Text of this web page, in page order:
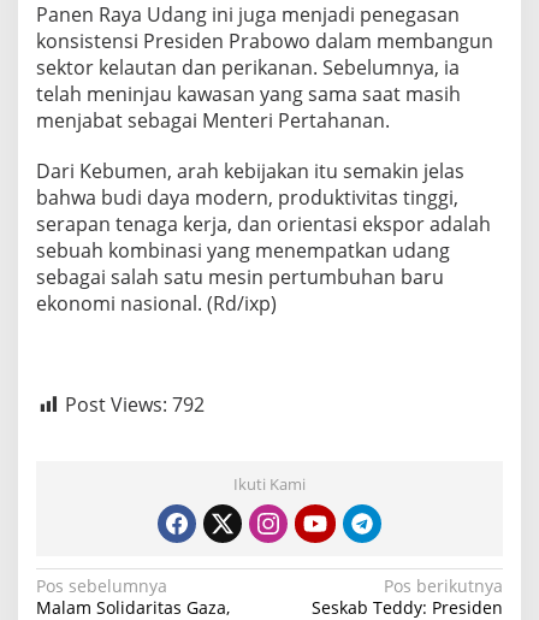
Panen Raya Udang ini juga menjadi penegasan
konsistensi Presiden Prabowo dalam membangun
sektor kelautan dan perikanan. Sebelumnya, ia
telah meninjau kawasan yang sama saat masih
menjabat sebagai Menteri Pertahanan.
Dari Kebumen, arah kebijakan itu semakin jelas
bahwa budi daya modern, produktivitas tinggi,
serapan tenaga kerja, dan orientasi ekspor adalah
sebuah kombinasi yang menempatkan udang
sebagai salah satu mesin pertumbuhan baru
ekonomi nasional. (Rd/ixp)
Post Views: 792
Ikuti Kami
N
Pos sebelumnya
Malam Solidaritas Gaza,
Pos berikutnya
Seskab Teddy: Presiden